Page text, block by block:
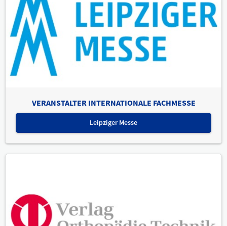
VERANSTALTER INTERNATIONALE FACHMESSE
Leipziger Messe